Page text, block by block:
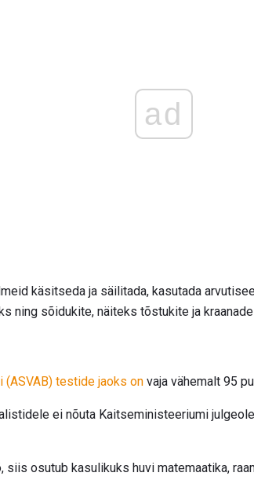
ad
käsitseda ja säilitada, kasutada
ning sõidukite, näiteks tõstukite ja
testide jaoks on vaja vähemalt 95
ei nõuta Kaitseministeeriumi
siis osutub kasulikuks huvi matemaatika,